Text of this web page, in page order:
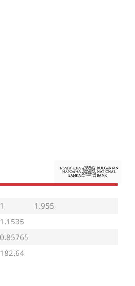
1
1.955
1.1535
0.85765
182.64